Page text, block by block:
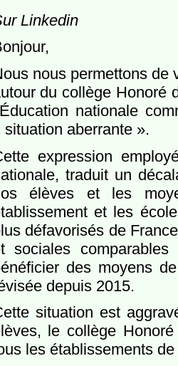
Linkedin
nous permettons de
du collège Honoré
nationale
situation aberrante ».
expression
traduit un
élèves et les
et les
défavorisés de
sociales
des moyens
depuis 2015.
situation est
le collège
les établissements de